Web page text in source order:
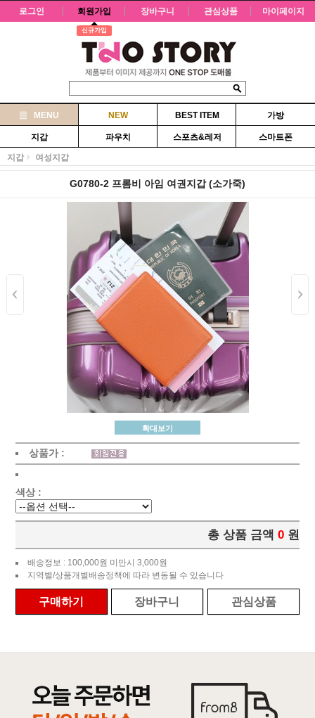
로그인 회원가입
신규가입
장바구니 관심상품 마이페이지
MENU NEW BEST ITEM 가방
지갑 파우치 스포츠&레저 스마트폰
지갑 여성지갑
G0780-2 프롬비 아임 여권지갑 (소가죽)
확대보기
상품가 :
색상 :
총 상품 금액 0 원
배송정보 : 100,000원 미만시 3,000원
지역별/상품개별배송정책에 따라 변동될 수 있습니다
구매하기 장바구니 관심상품